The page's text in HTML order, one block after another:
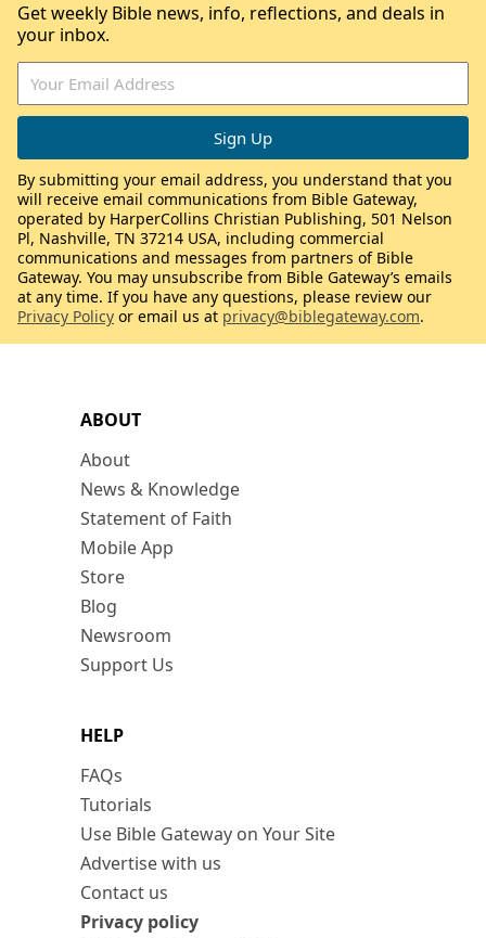
ABOUT
About
News & Knowledge
Statement of Faith
Mobile App
Store
Blog
Newsroom
Support Us
HELP
FAQs
Tutorials
Use Bible Gateway on Your Site
Advertise with us
Contact us
Privacy policy
Get weekly Bible news, info, reflections, and deals in
your inbox.
By submitting your email address, you understand that you
will receive email communications from Bible Gateway,
operated by HarperCollins Christian Publishing, 501 Nelson
Pl, Nashville, TN 37214 USA, including commercial
communications and messages from partners of Bible
Gateway. You may unsubscribe from Bible Gateway’s emails
at any time. If you have any questions, please review our
Privacy Policy or email us at privacy@biblegateway.com.